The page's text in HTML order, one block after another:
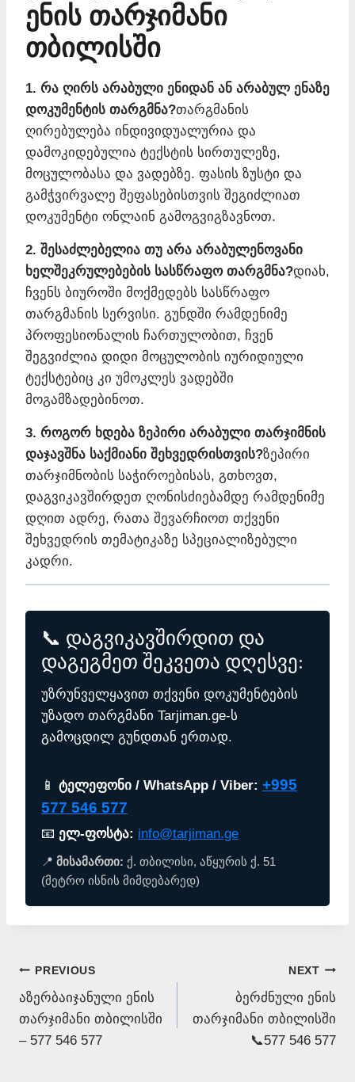
ენის თარჯიმანი
თბილისში
1. რა ღირს არაბული ენიდან ან არაბულ ენაზე
დოკუმენტის თარგმნა?თარგმანის
ღირებულება ინდივიდუალურია და
დამოკიდებულია ტექსტის სირთულეზე,
მოცულობასა და ვადებზე. ფასის ზუსტი და
გამჭვირვალე შეფასებისთვის შეგიძლიათ
დოკუმენტი ონლაინ გამოგვიგზავნოთ.
2. შესაძლებელია თუ არა არაბულენოვანი
ხელშეკრულებების სასწრაფო თარგმნა?დიახ,
ჩვენს ბიუროში მოქმედებს სასწრაფო
თარგმანის სერვისი. გუნდში რამდენიმე
პროფესიონალის ჩართულობით, ჩვენ
შეგვიძლია დიდი მოცულობის იურიდიული
ტექსტებიც კი უმოკლეს ვადებში
მოგამზადებინოთ.
3. როგორ ხდება ზეპირი არაბული თარჯიმნის
დაჯავშნა საქმიანი შეხვედრისთვის?ზეპირი
თარჯიმნობის საჭიროებისას, გთხოვთ,
დაგვიკავშირდეთ ღონისძიებამდე რამდენიმე
დღით ადრე, რათა შევარჩიოთ თქვენი
შეხვედრის თემატიკაზე სპეციალიზებული
კადრი.
📞 დაგვიკავშირდით და
დაგეგმეთ შეკვეთა დღესვე:
უზრუნველყავით თქვენი დოკუმენტების
უზადო თარგმანი Tarjiman.ge-ს
გამოცდილ გუნდთან ერთად.
📱 ტელეფონი / WhatsApp / Viber: +995
577 546 577
📧 ელ-ფოსტა: info@tarjiman.ge
📍 მისამართი: ქ. თბილისი, აწყურის ქ. 51
(მეტრო ისნის მიმდებარედ)
Post
navigation
PREVIOUS
აზერბაიჯანული ენის
თარჯიმანი თბილისში
– 577 546 577
NEXT
ბერძნული ენის
თარჯიმანი თბილისში
📞577 546 577